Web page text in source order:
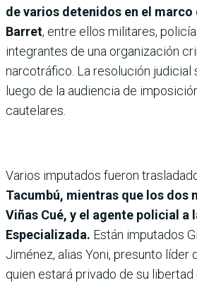
de varios detenidos en el
Barret, entre ellos militares,
integrantes de una organización
narcotráfico. La resolución judicial
luego de la audiencia de
cautelares.
Varios imputados fueron
Tacumbú, mientras que los dos
Viñas Cué, y el agente policial a
Especializada. Están imputados
Jiménez, alias Yoni, presunto líder
quien estará privado de su